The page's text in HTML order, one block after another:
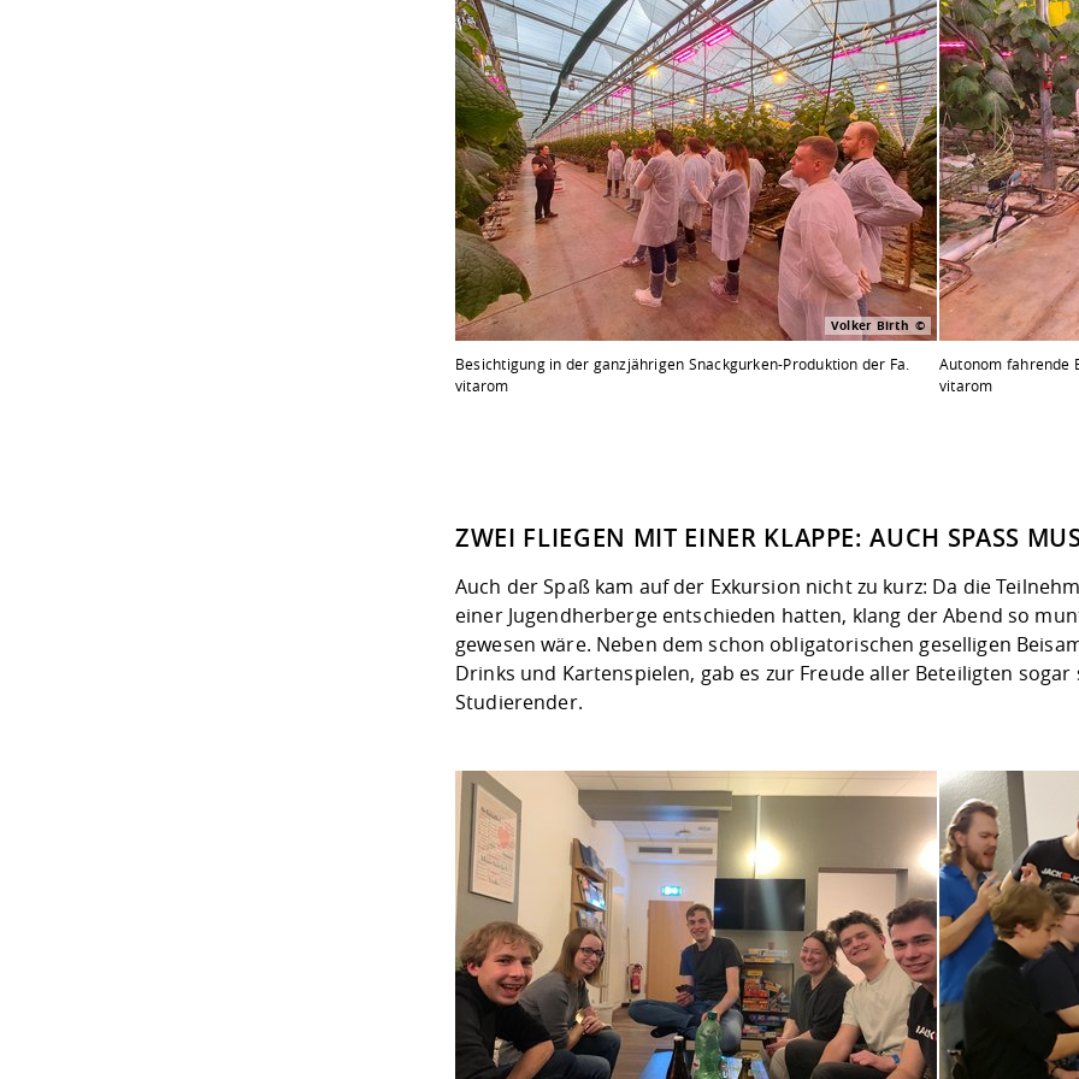
Volker Birth
Besichtigung in der ganzjährigen Snackgurken-Produktion der Fa.
vitarom
Autonom fahrende
vitarom
ZWEI FLIEGEN MIT EINER KLAPPE: AUCH SPASS
Auch der Spaß kam auf der Exkursion nicht zu kurz: Da die
einer Jugendherberge entschieden hatten, klang der Abend so
gewesen wäre. Neben dem schon obligatorischen geselligen
Drinks und Kartenspielen, gab es zur Freude aller Beteiligten
Studierender.